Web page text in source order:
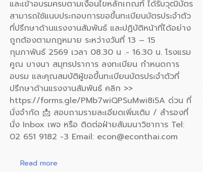
และเข้าอบรมครบตามเงื่อนไขหลักเกณฑ์ ได้รับวุฒิบัตร
สามารถใช้แนบประกอบการขอขึ้นทะเบียนบัตรประจำตัว
ที่ปรึกษาด้านแรงงานสัมพันธ์ และปฏิบัติหน้าที่ได้อย่าง
ถูกต้องตามกฎหมาย ระหว่างวันที่ 13 – 15
กุมภาพันธ์ 2569 เวลา 08.30 น .- 16.30 น. โรงแรม
คูณ บางนา สมุทรปราการ ลงทะเบียน กำหนดการ
อบรม และคุณสมบัติผู้ขอขึ้นทะเบียนบัตรประจำตัวที่
ปรึกษาด้านแรงงานสัมพันธ์ คลิก >>
https://forms.gle/PMb7wiQPSuMwi8i5A ด่วน ที่
นั่งจำกัด 📩 สอบถามรายละเอียดเพิ่มเติม / สำรองที่
นั่ง Inbox เพจ หรือ ติดต่อฝ่ายสัมมนาวิชาการ Tel:
02 651 9182 -3 Email: econ@econthai.com
Read more